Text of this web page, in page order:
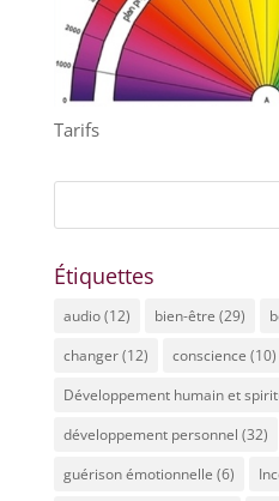
Tarifs
Étiquettes
audio(12) bien-être (29)
changer(12) conscience (10)
Développement humain et
développement personnel (32)
guérison émotionnelle (6)